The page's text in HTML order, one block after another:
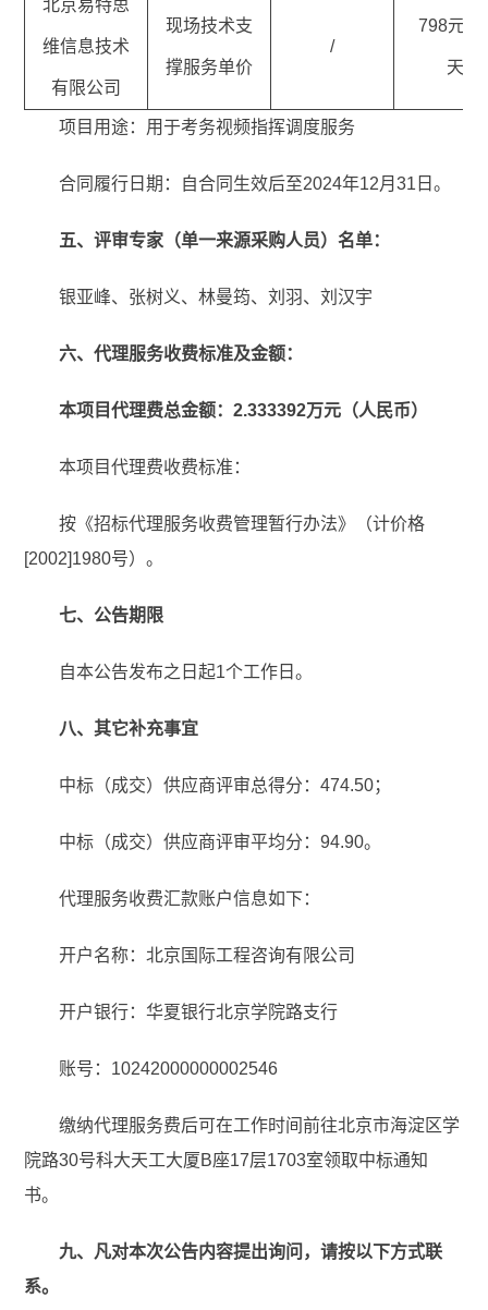
北京易特思
维信息技术
有限公司
现场技术支
撑服务单价
/
798元/人
天
项目用途：用于考务视频指挥调度服务
合同履行日期：自合同生效后至2024年12月31日。
五、评审专家（单一来源采购人员）名单：
银亚峰、张树义、林曼筠、刘羽、刘汉宇
六、代理服务收费标准及金额：
本项目代理费总金额：2.333392万元（人民币）
本项目代理费收费标准：
按《招标代理服务收费管理暂行办法》（计价格
[2002]1980号）。
七、公告期限
自本公告发布之日起1个工作日。
八、其它补充事宜
中标（成交）供应商评审总得分：474.50；
中标（成交）供应商评审平均分：94.90。
代理服务收费汇款账户信息如下：
开户名称：北京国际工程咨询有限公司
开户银行：华夏银行北京学院路支行
账号：10242000000002546
缴纳代理服务费后可在工作时间前往北京市海淀区学
院路30号科大天工大厦B座17层1703室领取中标通知
书。
九、凡对本次公告内容提出询问，请按以下方式联
系。